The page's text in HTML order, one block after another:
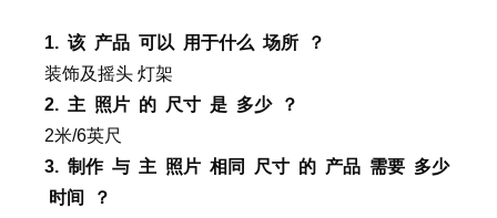
1. 该 产品 可以 用于什么 场所 ？
装饰及摇头 灯架
2. 主 照片 的 尺寸 是 多少 ？
2米/6英尺
3. 制作 与 主 照片 相同 尺寸 的 产品 需要 多少
时间 ？ ​ ​ ​ ​